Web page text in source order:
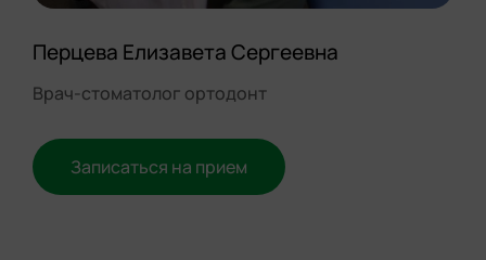
Перцева Елизавета Сергеевна
Врач-стоматолог ортодонт
Записаться на прием